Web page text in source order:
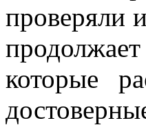
проверяли
которые